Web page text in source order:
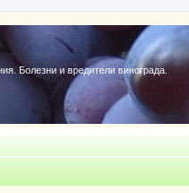
Болезни и вредители винограда.